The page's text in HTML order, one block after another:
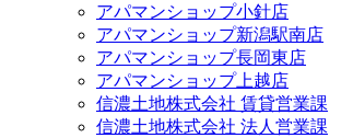
アパマンショップ小針店
アパマンショップ新潟駅南店
アパマンショップ長岡東店
アパマンショップ上越店
信濃土地株式会社 賃貸営業課
信濃土地株式会社 法人営業課